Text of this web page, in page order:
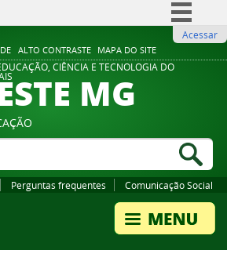
ALTO CONTRASTE MAPA DO SITE
Comunica BR
Participe
Legislação
Acessar
CIÊNCIA E TECNOLOGIA DO
MG
Perguntas frequentes Comunicação Social